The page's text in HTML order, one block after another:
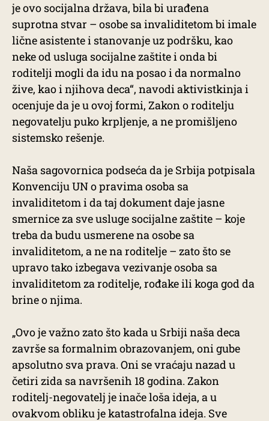
je ovo socijalna država, bila bi urađena
suprotna stvar – osobe sa invaliditetom bi imale
lične asistente i stanovanje uz podršku, kao
neke od usluga socijalne zaštite i onda bi
roditelji mogli da idu na posao i da normalno
žive, kao i njihova deca“, navodi aktivistkinja i
ocenjuje da je u ovoj formi, Zakon o roditelju
negovatelju puko krpljenje, a ne promišljeno
sistemsko rešenje.
Naša sagovornica podseća da je Srbija potpisala
Konvenciju UN o pravima osoba sa
invaliditetom i da taj dokument daje jasne
smernice za sve usluge socijalne zaštite – koje
treba da budu usmerene na osobe sa
invaliditetom, a ne na roditelje – zato što se
upravo tako izbegava vezivanje osoba sa
invaliditetom za roditelje, rođake ili koga god da
brine o njima.
„Ovo je važno zato što kada u Srbiji naša deca
završe sa formalnim obrazovanjem, oni gube
apsolutno sva prava. Oni se vraćaju nazad u
četiri zida sa navršenih 18 godina. Zakon
roditelj-negovatelj je inače loša ideja, a u
ovakvom obliku je katastrofalna ideja. Sve